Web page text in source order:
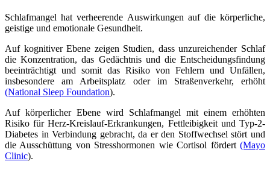
Schlafmangel hat verheerende Auswirkungen auf die körperliche,
geistige und emotionale Gesundheit.
Auf kognitiver Ebene zeigen Studien, dass unzureichender Schlaf
die Konzentration, das Gedächtnis und die Entscheidungsfindung
beeinträchtigt und somit das Risiko von Fehlern und Unfällen,
insbesondere am Arbeitsplatz oder im Straßenverkehr, erhöht
(National Sleep Foundation).
Auf körperlicher Ebene wird Schlafmangel mit einem erhöhten
Risiko für Herz-Kreislauf-Erkrankungen, Fettleibigkeit und Typ-2-
Diabetes in Verbindung gebracht, da er den Stoffwechsel stört und
die Ausschüttung von Stresshormonen wie Cortisol fördert (Mayo
Clinic).